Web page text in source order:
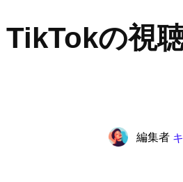
TikTokの視
編集者